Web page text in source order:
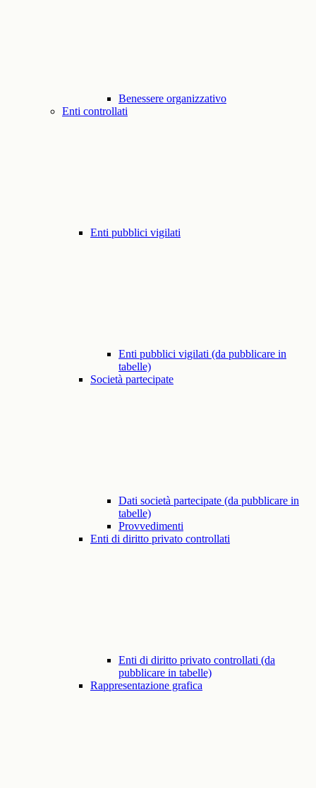
Benessere organizzativo
Enti controllati
Enti pubblici vigilati
Enti pubblici vigilati (da pubblicare in
tabelle)
Società partecipate
Dati società partecipate (da pubblicare in
tabelle)
Provvedimenti
Enti di diritto privato controllati
Enti di diritto privato controllati (da
pubblicare in tabelle)
Rappresentazione grafica